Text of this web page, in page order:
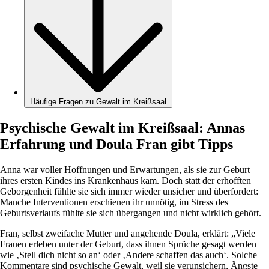
Häufige Fragen zu Gewalt im Kreißsaal
Psychische Gewalt im Kreißsaal: Annas
Erfahrung und Doula Fran gibt Tipps
Anna war voller Hoffnungen und Erwartungen, als sie zur Geburt
ihres ersten Kindes ins Krankenhaus kam. Doch statt der erhofften
Geborgenheit fühlte sie sich immer wieder unsicher und überfordert:
Manche Interventionen erschienen ihr unnötig, im Stress des
Geburtsverlaufs fühlte sie sich übergangen und nicht wirklich gehört.
Fran, selbst zweifache Mutter und angehende Doula, erklärt: „Viele
Frauen erleben unter der Geburt, dass ihnen Sprüche gesagt werden
wie ‚Stell dich nicht so an‘ oder ‚Andere schaffen das auch‘. Solche
Kommentare sind psychische Gewalt, weil sie verunsichern, Ängste